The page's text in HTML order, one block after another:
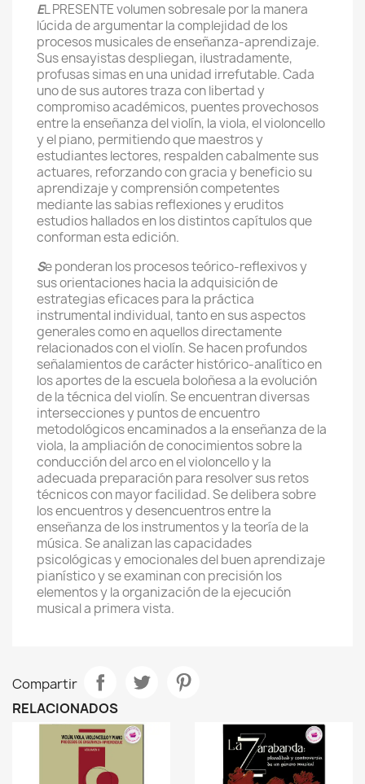
EL PRESENTE volumen sobresale por la manera
lúcida de argumentar la complejidad de los
procesos musicales de enseñanza-aprendizaje.
Sus ensayistas despliegan, ilustradamente,
profusas simas en una unidad irrefutable. Cada
uno de sus autores traza con libertad y
compromiso académicos, puentes provechosos
entre la enseñanza del violín, la viola, el violoncello
y el piano, permitiendo que maestros y
estudiantes lectores, respalden cabalmente sus
actuares, reforzando con gracia y beneficio su
aprendizaje y comprensión competentes
mediante las sabias reflexiones y eruditos
estudios hallados en los distintos capítulos que
conforman esta edición.
Se ponderan los procesos teórico-reflexivos y
sus orientaciones hacia la adquisición de
estrategias eficaces para la práctica
instrumental individual, tanto en sus aspectos
generales como en aquellos directamente
relacionados con el violín. Se hacen profundos
señalamientos de carácter histórico-analítico en
los aportes de la escuela boloñesa a la evolución
de la técnica del violín. Se encuentran diversas
intersecciones y puntos de encuentro
metodológicos encaminados a la enseñanza de la
viola, la ampliación de conocimientos sobre la
conducción del arco en el violoncello y la
adecuada preparación para resolver sus retos
técnicos con mayor facilidad. Se delibera sobre
los encuentros y desencuentros entre la
enseñanza de los instrumentos y la teoría de la
música. Se analizan las capacidades
psicológicas y emocionales del buen aprendizaje
pianístico y se examinan con precisión los
elementos y la organización de la ejecución
musical a primera vista.
Compartir
RELACIONADOS